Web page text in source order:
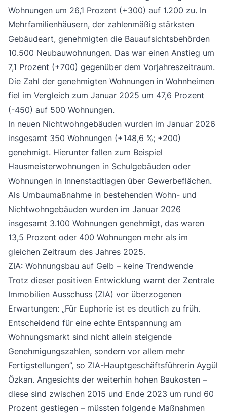
Wohnungen um 26,1 Prozent (+300) auf 1.200 zu. In
Mehrfamilienhäusern, der zahlenmäßig stärksten
Gebäudeart, genehmigten die Bauaufsichtsbehörden
10.500 Neubauwohnungen. Das war einen Anstieg um
7,1 Prozent (+700) gegenüber dem Vorjahreszeitraum.
Die Zahl der genehmigten Wohnungen in Wohnheimen
fiel im Vergleich zum Januar 2025 um 47,6 Prozent
(-450) auf 500 Wohnungen.
In neuen Nichtwohngebäuden wurden im Januar 2026
insgesamt 350 Wohnungen (+148,6 %; +200)
genehmigt. Hierunter fallen zum Beispiel
Hausmeisterwohnungen in Schulgebäuden oder
Wohnungen in Innenstadtlagen über Gewerbeflächen.
Als Umbaumaßnahme in bestehenden Wohn- und
Nichtwohngebäuden wurden im Januar 2026
insgesamt 3.100 Wohnungen genehmigt, das waren
13,5 Prozent oder 400 Wohnungen mehr als im
gleichen Zeitraum des Jahres 2025.
ZIA: Wohnungsbau auf Gelb – keine Trendwende
Trotz dieser positiven Entwicklung warnt der Zentrale
Immobilien Ausschuss (ZIA) vor überzogenen
Erwartungen: „Für Euphorie ist es deutlich zu früh.
Entscheidend für eine echte Entspannung am
Wohnungsmarkt sind nicht allein steigende
Genehmigungszahlen, sondern vor allem mehr
Fertigstellungen”, so ZIA-Hauptgeschäftsführerin Aygül
Özkan. Angesichts der weiterhin hohen Baukosten –
diese sind zwischen 2015 und Ende 2023 um rund 60
Prozent gestiegen – müssten folgende Maßnahmen